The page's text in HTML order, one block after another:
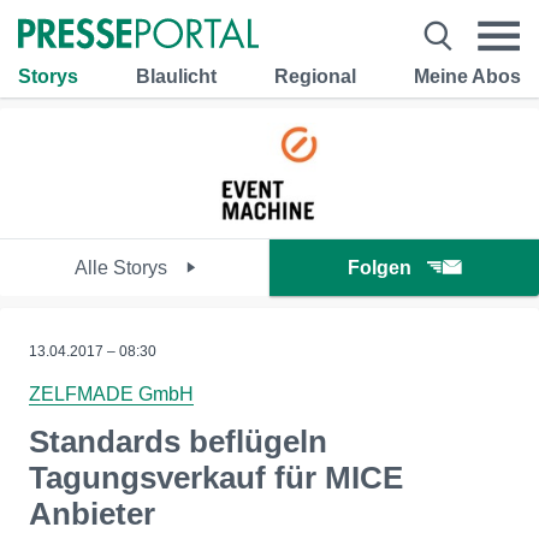
Storys Blaulicht Regional Meine Abos
Alle Storys Folgen
13.04.2017 – 08:30
ZELFMADE GmbH
Standards beflügeln
Tagungsverkauf für MICE
Anbieter